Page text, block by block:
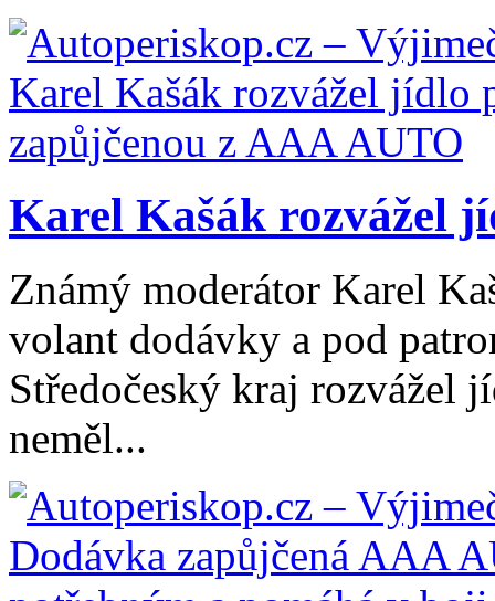
Karel Kašák rozvážel
Známý moderátor Karel
volant dodávky a pod
Středočeský kraj rozvážel
neměl...